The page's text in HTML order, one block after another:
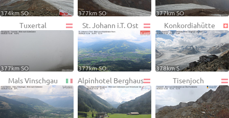
374km SO 377km SO 377km SO
Tuxertal
377km SO
St. Johann i.T. Ost
377km SO
Konkordiahütte
378km S
Mals Vinschgau Alpinhotel Berghaus Tisenjoch